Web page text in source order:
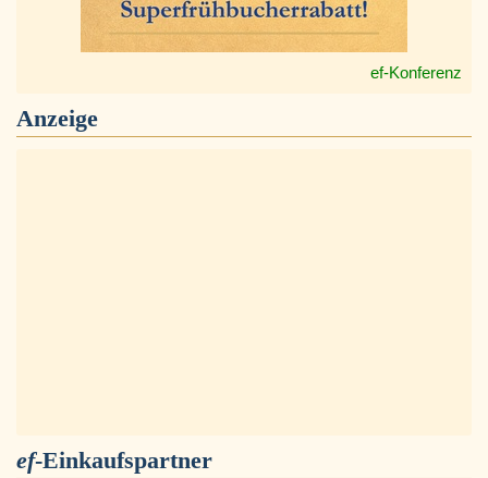
ef-Konferenz
Anzeige
ef-Einkaufspartner